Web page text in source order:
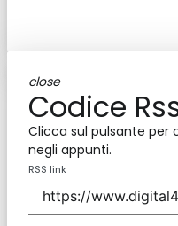
close
Codice
Clicca sul pulsante per
negli appunti.
RSS link